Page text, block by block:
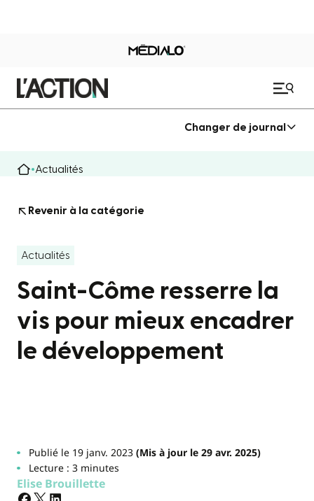
Changer de journal
Actualités
Revenir à la catégorie
Actualités
Saint-Côme resserre la
vis pour mieux encadrer
le développement
Publié le 19 janv. 2023(Mis à jour le 29 avr. 2025)
Lecture : 3 minutes
Elise Brouillette